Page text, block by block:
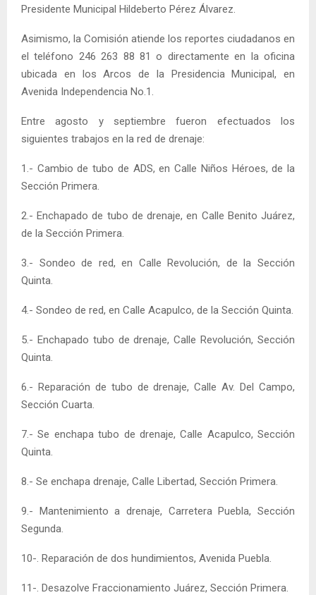
Presidente Municipal Hildeberto Pérez Álvarez.
Asimismo, la Comisión atiende los reportes ciudadanos en
el teléfono 246 263 88 81 o directamente en la oficina
ubicada en los Arcos de la Presidencia Municipal, en
Avenida Independencia No.1.
Entre agosto y septiembre fueron efectuados los
siguientes trabajos en la red de drenaje:
1.- Cambio de tubo de ADS, en Calle Niños Héroes, de la
Sección Primera.
2.- Enchapado de tubo de drenaje, en Calle Benito Juárez,
de la Sección Primera.
3.- Sondeo de red, en Calle Revolución, de la Sección
Quinta.
4.- Sondeo de red, en Calle Acapulco, de la Sección Quinta.
5.- Enchapado tubo de drenaje, Calle Revolución, Sección
Quinta.
6.- Reparación de tubo de drenaje, Calle Av. Del Campo,
Sección Cuarta.
7.- Se enchapa tubo de drenaje, Calle Acapulco, Sección
Quinta.
8.- Se enchapa drenaje, Calle Libertad, Sección Primera.
9.- Mantenimiento a drenaje, Carretera Puebla, Sección
Segunda.
10-. Reparación de dos hundimientos, Avenida Puebla.
11-. Desazolve Fraccionamiento Juárez, Sección Primera.